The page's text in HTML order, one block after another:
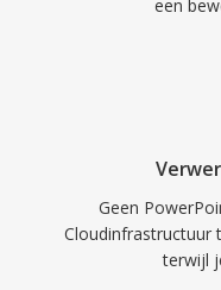
een
Geen
Cloudinfrastructuur
terwijl